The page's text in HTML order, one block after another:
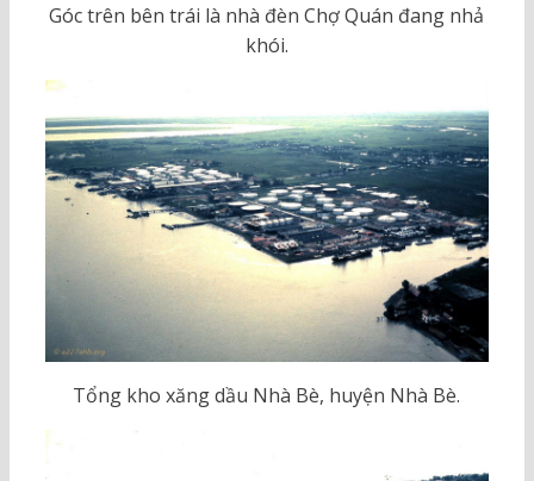
Góc trên bên trái là nhà đèn Chợ Quán đang nhả
khói.
Tổng kho xăng dầu Nhà Bè, huyện Nhà Bè.